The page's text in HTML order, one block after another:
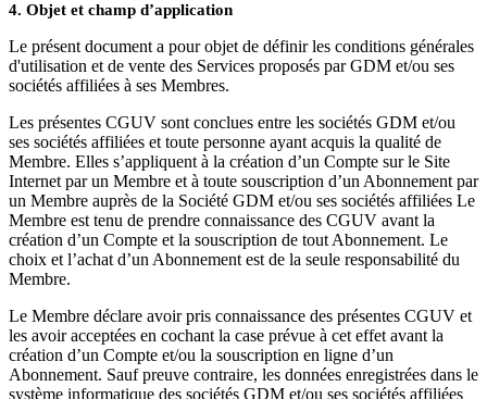
4. Objet et champ d’application
Le présent document a pour objet de définir les conditions générales
d'utilisation et de vente des Services proposés par GDM et/ou ses
sociétés affiliées à ses Membres.
Les présentes CGUV sont conclues entre les sociétés GDM et/ou
ses sociétés affiliées et toute personne ayant acquis la qualité de
Membre. Elles s’appliquent à la création d’un Compte sur le Site
Internet par un Membre et à toute souscription d’un Abonnement par
un Membre auprès de la Société GDM et/ou ses sociétés affiliées Le
Membre est tenu de prendre connaissance des CGUV avant la
création d’un Compte et la souscription de tout Abonnement. Le
choix et l’achat d’un Abonnement est de la seule responsabilité du
Membre.
Le Membre déclare avoir pris connaissance des présentes CGUV et
les avoir acceptées en cochant la case prévue à cet effet avant la
création d’un Compte et/ou la souscription en ligne d’un
Abonnement. Sauf preuve contraire, les données enregistrées dans le
système informatique des sociétés GDM et/ou ses sociétés affiliées